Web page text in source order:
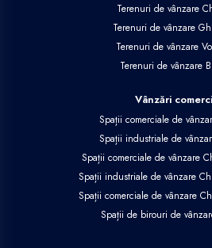
Terenuri de vânzare
Terenuri de vânzare
Terenuri de vânzare
Terenuri de vânzare
Vânzări
Spații comerciale de
Spații industriale de
Spații comerciale de vânzare
Spații industriale de vânzare
Spații comerciale de vânzare
Spații de birouri de